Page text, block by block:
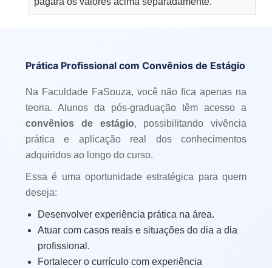
Prática Profissional com Convênios de Estágio
Na Faculdade FaSouza, você não fica apenas na
teoria. Alunos da pós-graduação têm acesso a
convênios de estágio, possibilitando vivência
prática e aplicação real dos conhecimentos
adquiridos ao longo do curso.
Essa é uma oportunidade estratégica para quem
deseja:
Desenvolver experiência prática na área.
Atuar com casos reais e situações do dia a dia
profissional.
Fortalecer o currículo com experiência